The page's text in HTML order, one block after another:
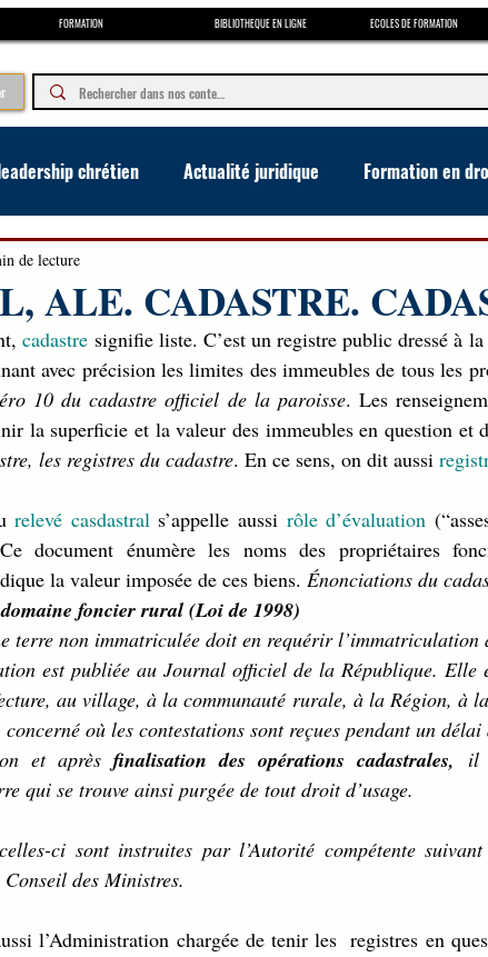
FORMATION BIBLIOTHEQUE EN LIGNE ECOLES DE FORMATION
chrétien Actualité juridique Formation en
en art oratoire
ALE. CADASTRE.
de lecture
cadastre signifie liste. C’est un registre public dressé à
avec précision les limites des immeubles de tous les
10 du cadastre officiel de la paroisse. Les
la superficie et la valeur des immeubles en question et
les registres du cadastre. En ce sens, on dit aussi
relevé casdastral s’appelle aussi rôle d’évaluation
document énumère les noms des propriétaires
la valeur imposée de ces biens. Énonciations du
foncier rural (Loi de 1998)
terre non immatriculée doit en requérir l’immatriculation
au village, à la communauté rurale, à la Région, à
où les contestations sont reçues pendant un
et après finalisation des opérations cadastrales,
il
qui se trouve ainsi purgée de tout droit d’usage.
ci sont instruites par l’Autorité compétente
des Ministres.
l’Administration chargée de tenir les  registres en